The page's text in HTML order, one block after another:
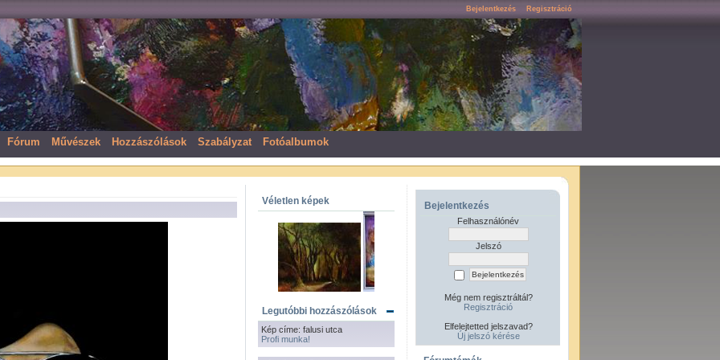
Bejelentkezés Regisztráció
Fórum Művészek Hozzászólások Szabályzat Fotóalbumok
Véletlen képek
Legutóbbi hozzászólások
Kép címe: falusi utca
Profi munka!
Bejelentkezés
Felhasználónév
Jelszó
Még nem regisztráltál?
Regisztráció
Elfelejtetted jelszavad?
Új jelszó kérése